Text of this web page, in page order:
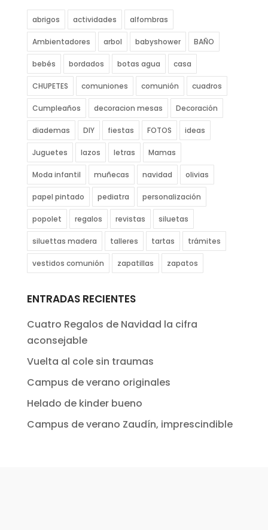
abrigos actividades alfombras
Ambientadores arbol babyshower BAÑO
bebés bordados botas agua casa
CHUPETES comuniones comunión cuadros
Cumpleaños decoracion mesas Decoración
diademas DIY fiestas FOTOS ideas
Juguetes lazos letras Mamas
Moda infantil muñecas navidad olivias
papel pintado pediatra personalización
popolet regalos revistas siluetas
siluettas madera talleres tartas trámites
vestidos comunión zapatillas zapatos
ENTRADAS RECIENTES
Cuatro Regalos de Navidad la cifra
aconsejable
Vuelta al cole sin traumas
Campus de verano originales
Helado de kinder bueno
Campus de verano Zaudín, imprescindible